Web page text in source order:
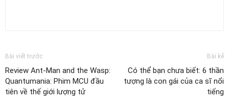
Bài viết trước
Review Ant-Man and the Wasp:
Quantumania: Phim MCU đầu
tiên về thế giới lượng tử
Bài kế
Có thể bạn chưa biết: 6 thần
tượng là con gái của ca sĩ nổi
tiếng